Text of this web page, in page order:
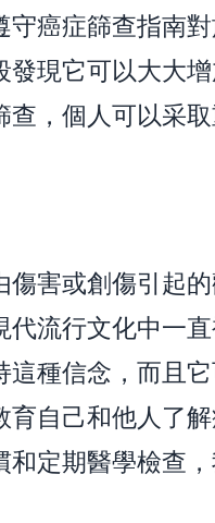
守癌症篩查指南
現它可以大大
，個人可以采
害或創傷引起
流行文化中一
種信念，而且
自己和他人了解
和定期醫學檢查